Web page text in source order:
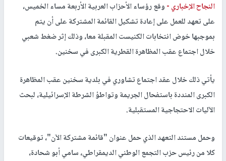
النجاح الإخباري -وقع رؤساء الأحزاب العربية الأربعة مساء الخميس،
على تعهد للعمل على إعادة تشكيل القائمة المشتركة على أن يتم
بموجبها خوض انتخابات الكنيست المقبلة معا، وذلك إثر ضغط شعبي
خلال اجتماع عقب المظاهرة القطرية الكبرى في سخنين.
يأتي ذلك خلال عقد اجتماع تشاوري في بلدية سخنين عقب المظاهرة
الكبرى المنددة باستفحال الجريمة وتواطؤ الشرطة الإسرائيلية، لبحث
الآليات الاحتجاجية المستقبلية.
وحمل مستند التعهد الذي حمل عنوان "قائمة مشتركة الآن"، توقيعات
كلا من رئيس حزب التجمع الوطني الديمقراطي، سامي أبو شحادة،